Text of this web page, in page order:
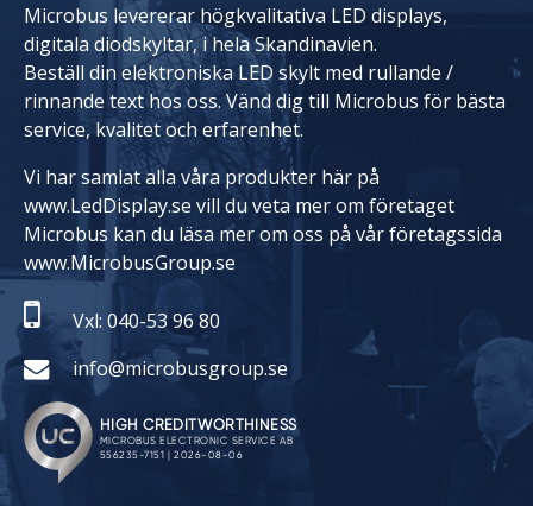
Microbus levererar högkvalitativa LED displays,
digitala diodskyltar, i hela Skandinavien.
Beställ din elektroniska LED skylt med rullande /
rinnande text hos oss. Vänd dig till Microbus för bästa
service, kvalitet och erfarenhet.
Vi har samlat alla våra produkter här på
www.LedDisplay.se vill du veta mer om företaget
Microbus kan du läsa mer om oss på vår företagssida
www.MicrobusGroup.se
Vxl: 040-53 96 80
info@microbusgroup.se